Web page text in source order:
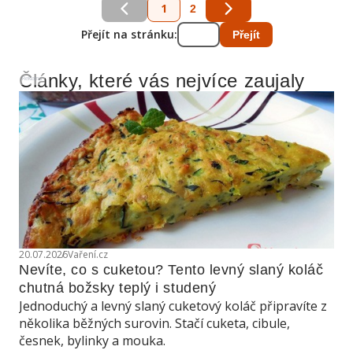
1 2
Přejít na stránku: Přejít
Reklama
Články, které vás nejvíce zaujaly
20.07.2026Vaření.cz
Nevíte, co s cuketou? Tento levný slaný koláč
chutná božsky teplý i studený
Jednoduchý a levný slaný cuketový koláč připravíte z
několika běžných surovin. Stačí cuketa, cibule,
česnek, bylinky a mouka.